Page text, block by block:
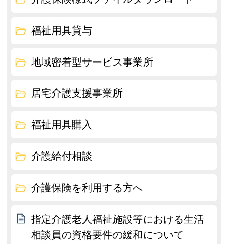
福祉用具貸与
地域密着型サービス事業所
居宅介護支援事業所
福祉用具購入
介護給付相談
介護保険を利用する方へ
指定介護老人福祉施設等における生活
相談員の資格要件の緩和について